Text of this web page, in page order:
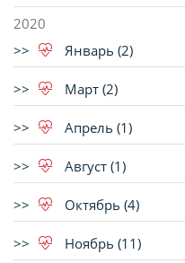
2020
Январь (2)
Март (2)
Апрель (1)
Август (1)
Октябрь (4)
Ноябрь (11)